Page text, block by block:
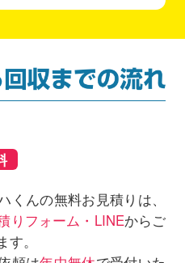
くんの無料お見積りは、
りフォーム・LINEからご
。